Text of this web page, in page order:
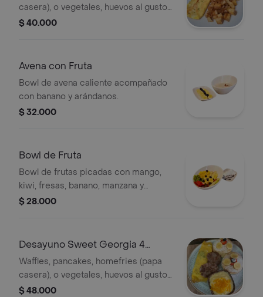
casera), o vegetales, huevos al gusto
o tocineta ó sausages, chorizo u
tus huevos revueltos, fritos, over easy
chips de chocolate, arándanos o
banano.
$ 40.000
Avena con Fruta
Bowl de avena caliente acompañado
con banano y arándanos.
$ 32.000
Bowl de Fruta
Bowl de frutas picadas con mango,
kiwi, fresas, banano, manzana y
arándanos. Puedes adicionar crema
$ 28.000
Desayuno Sweet Georgia 4
Selections
Waffles, pancakes, homefries (papa
casera), o vegetales, huevos al gusto
ó tocineta ó sausages, chorizo u
$ 48.000